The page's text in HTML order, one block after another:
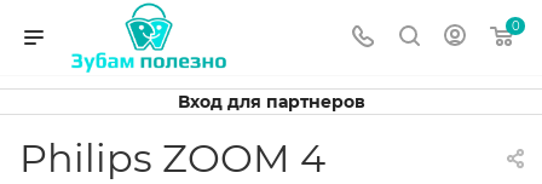
0
Вход для партнеров
Philips ZOOM 4